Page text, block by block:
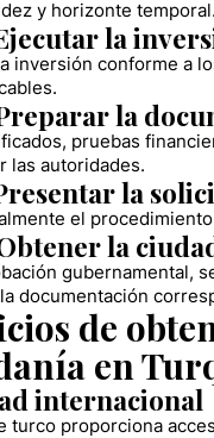
y horizonte temporal.
la
inversión conforme a
la
pruebas
las autoridades.
la
el
la
gubernamental,
documentación
de
en
internacional
turco proporciona